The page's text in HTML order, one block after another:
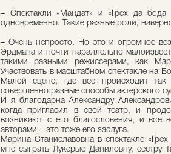
– Спектакли «Мандат» и «Грех да беда
одновременно. Такие разные роли,
– Очень непросто. Но это и огромное
Эрдмана и почти параллельно
такими разными режиссерами, как
Участвовать в масштабном спектакле на
Малой сцене, где все происходит
совершенно разные способы актерского
И я благодарна Александру
когда пригласил в свой театр, и
возникают с его благословения, и все
авторами – это тоже его заслуга.
Марина Станиславовна в спектакле
мне сыграть Лукерью Даниловну, сестру